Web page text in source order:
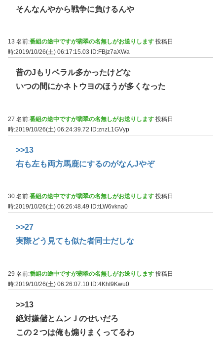
そんなんやから戦争に負けるんや
13 名前:番組の途中ですが翡翠の名無しがお送りします 投稿日
時:2019/10/26(土) 06:17:15.03
ID:FBjz7aXWa
昔のJもリベラル多かったけどな
いつの間にかネトウヨのほうが多くなった
27 名前:番組の途中ですが翡翠の名無しがお送りします 投稿日
時:2019/10/26(土) 06:24:39.72 ID:znzL1GVyp
>>13
右も左も両方馬鹿にするのがなんJやぞ
30 名前:番組の途中ですが翡翠の名無しがお送りします 投稿日
時:2019/10/26(土) 06:26:48.49
ID:tLW6vkna0
>>27
実際どう見ても似た者同士だしな
29 名前:番組の途中ですが翡翠の名無しがお送りします 投稿日
時:2019/10/26(土) 06:26:07.10 ID:4KhI9Kwu0
>>13
絶対嫌儲とムンＪのせいだろ
この２つは俺も煽りまくってるわ